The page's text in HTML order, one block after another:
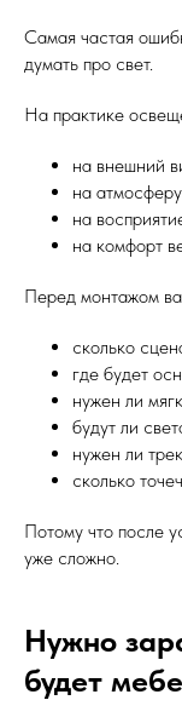
Самая частая
думать про свет.
На практике
на внешний
на
на
на комфорт
Перед монтажом
сколько
где будет
нужен ли
будут ли
нужен ли трек
сколько
Потому что после
уже сложно.
Нужно
будет